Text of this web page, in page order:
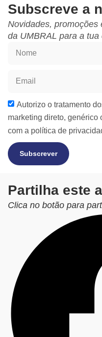
Subscreve a
Novidades, promoções
da UMBRAL para a tua
Autorizo o tratamento
marketing direto, genérico
com a política de
Subscrever
Partilha este
Clica no botão para